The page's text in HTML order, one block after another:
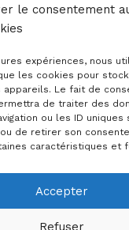
le consentement
expériences, nous
les cookies pour
appareils. Le fait de
de traiter des
ou les ID
de retirer son
caractéristiques et
Accepter
Refuser
paca.org
Mentions légales
RGPD